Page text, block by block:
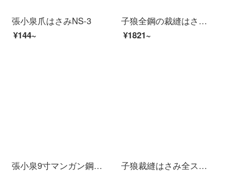
張小泉爪はさみNS-3
¥144~
子狼全鋼の裁縫はさみは裁縫と裁縫、裁縫、裁縫、裁縫、裁縫、裁縫、裁断、裁縫、裁断、裁縫、裁断、裁縫、裁縫、裁縫、裁縫、裁縫、裁縫
¥1821~
張小泉9寸マンガン鋼の裁縫はさみDC-9
子狼裁縫はさみ全ステンレス裁縫はさみ専門はさみ服装裁断布用はさみ9寸はさみ9寸